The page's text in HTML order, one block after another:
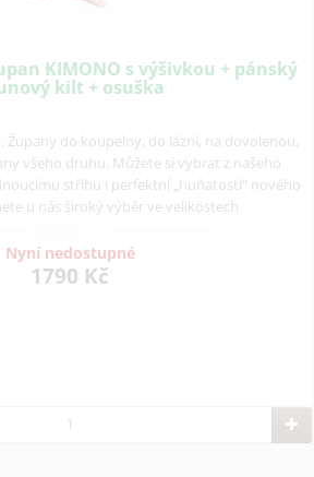
KIMONO s výšivkou + pánský
kilt + osuška
Župany do koupelny, do lázní, na dovolenou,
všeho druhu. Můžete si vybrat z našeho
střihu i perfektní „huňatostí“ nového
u nás široký výběr ve velikostech
Nyní nedostupné
1790 Kč